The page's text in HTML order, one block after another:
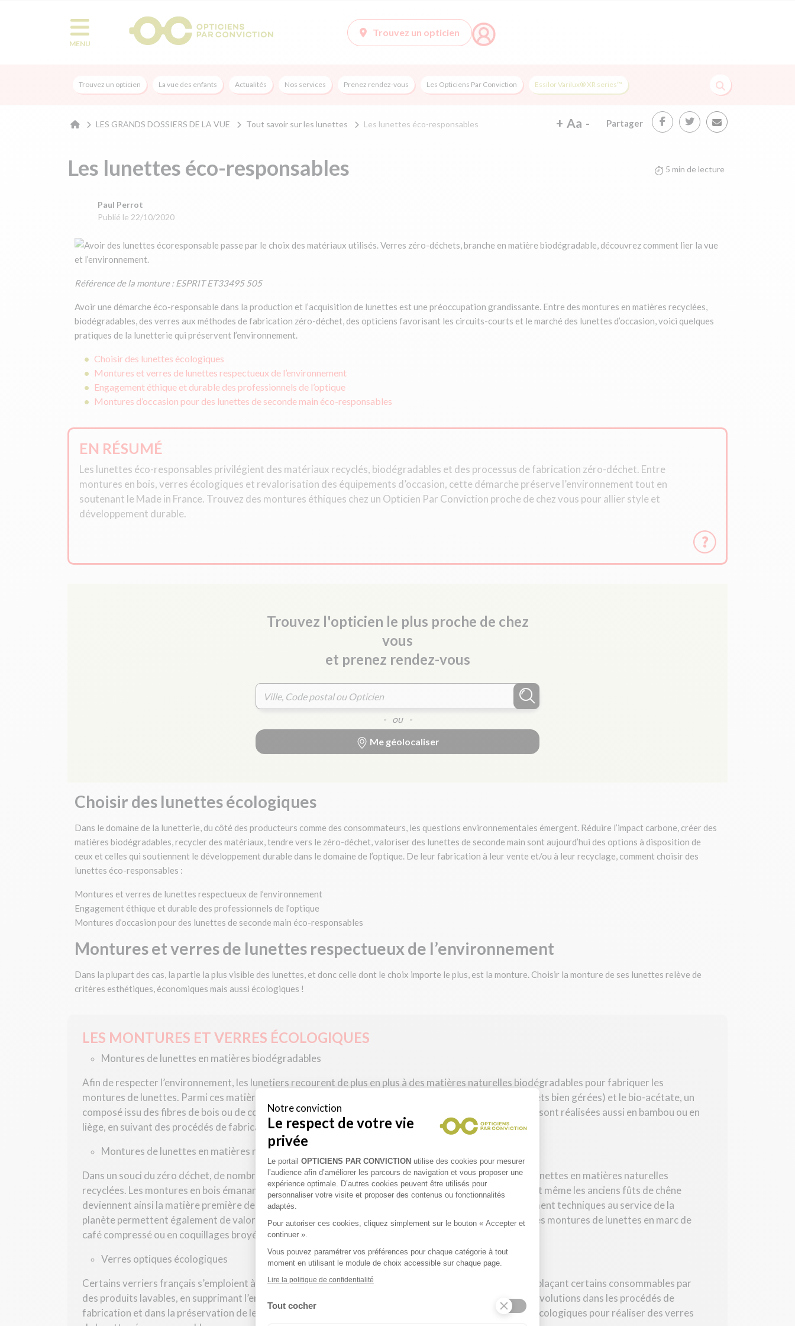
MENU
Trouvez un opticien
Trouvez un opticien La vue des enfants Actualités Nos services Prenez rendez-vous Les Opticiens Par Conviction Essilor Varilux® XR series™
LES GRANDS DOSSIERS DE LA VUE Tout savoir sur les lunettes Les lunettes éco-responsables + Aa - Partager
Les lunettes éco-responsables 5 min de lecture
Paul Perrot
Publié le 22/10/2020
Référence de la monture : ESPRIT ET33495 505
Avoir une démarche éco-responsable dans la production et l’acquisition de lunettes est une préoccupation grandissante. Entre des montures en matières recyclées,
biodégradables, des verres aux méthodes de fabrication zéro-déchet, des opticiens favorisant les circuits-courts et le marché des lunettes d’occasion, voici quelques
pratiques de la lunetterie qui préservent l’environnement.
Choisir des lunettes écologiques
Montures et verres de lunettes respectueux de l’environnement
Engagement éthique et durable des professionnels de l’optique
Montures d’occasion pour des lunettes de seconde main éco-responsables
EN RÉSUMÉ
Les lunettes éco-responsables privilégient des matériaux recyclés, biodégradables et des processus de fabrication zéro-déchet. Entre
montures en bois, verres écologiques et revalorisation des équipements d’occasion, cette démarche préserve l’environnement tout en
soutenant le Made in France. Trouvez des montures éthiques chez un Opticien Par Conviction proche de chez vous pour allier style et
développement durable.
Trouvez l'opticien le plus proche de chez
vous
et prenez rendez-vous
- ou -
Me géolocaliser
Choisir des lunettes écologiques
Dans le domaine de la lunetterie, du côté des producteurs comme des consommateurs, les questions environnementales émergent. Réduire l’impact carbone, créer des
matières biodégradables, recycler des matériaux, tendre vers le zéro-déchet, valoriser des lunettes de seconde main sont aujourd’hui des options à disposition de
ceux et celles qui soutiennent le développement durable dans le domaine de l’optique. De leur fabrication à leur vente et/ou à leur recyclage, comment choisir des
lunettes éco-responsables :
Montures et verres de lunettes respectueux de l’environnement
Engagement éthique et durable des professionnels de l’optique
Montures d’occasion pour des lunettes de seconde main éco-responsables
Montures et verres de lunettes respectueux de l’environnement
Dans la plupart des cas, la partie la plus visible des lunettes, et donc celle dont le choix importe le plus, est la monture. Choisir la monture de ses lunettes relève de
critères esthétiques, économiques mais aussi écologiques !
LES MONTURES ET VERRES ÉCOLOGIQUES
Montures de lunettes en matières biodégradables
Afin de respecter l’environnement, les lunetiers recourent de plus en plus à des matières naturelles biodégradables pour fabriquer les
montures de lunettes. Parmi ces matières, on trouve le bois français labilisé FSC (c’est-à-dire issu de forêts bien gérées) et le bio-acétate, un
composé issu des fibres de bois ou de coton, fabriqué exclusivement en matière bio. Certaines montures sont réalisées aussi en bambou ou en
liège, en suivant des procédés de fabrication écologiques.
Montures de lunettes en matières recyclées
Dans un souci du zéro déchet, de nombreux lunetiers se sont lancés dans la fabrication de montures de lunettes en matières naturelles
recyclées. Les montures en bois émanant de la fabrication de meuble, les lamelles de vieux skate-board et même les anciens fûts de chêne
deviennent ainsi la matière première des branches et des cercles des lunettes. D’autres procédés hautement techniques au service de la
planète permettent également de valoriser les déchets alimentaires issus de la restauration en créant des montures de lunettes en marc de
café compressé ou en coquillages broyés.
Verres optiques écologiques
Certains verriers français s’emploient à produire des verres écologiques en recyclant leurs eaux, en remplaçant certains consommables par
des produits lavables, en supprimant l’emploi de plomb et en innovant dans l’impression 3D. Grâce à ces évolutions dans les procédés de
fabrication et dans la préservation de leur environnement direct, ces verriers adoptent des démarches écologiques pour réaliser des verres
Notre conviction
Le respect de votre vie
privée
Plateforme de Gestion du Consentement : Personnalisez vos Options
Le portail OPTICIENS PAR CONVICTION utilise des cookies pour mesurer
l’audience afin d’améliorer les parcours de navigation et vous proposer une
expérience optimale. D’autres cookies peuvent être utilisés pour
personnaliser votre visite et proposer des contenus ou fonctionnalités
adaptés.
Pour autoriser ces cookies, cliquez simplement sur le bouton « Accepter et
continuer ».
Vous pouvez paramétrer vos préférences pour chaque catégorie à tout
moment en utilisant le module de choix accessible sur chaque page.
Lire la politique de confidentialité
Tout cocher